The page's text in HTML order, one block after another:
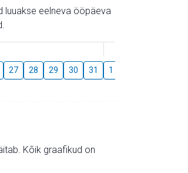
luuakse eelneva ööpäeva
27 28 29 30 31 1
Kõik graafikud on